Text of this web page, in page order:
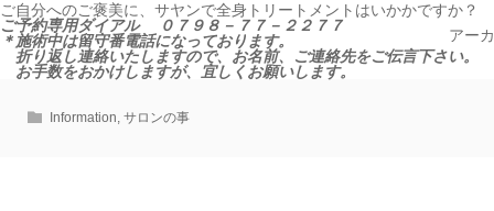
ご自分へのご褒美に、サヤンで全身トリートメントはいかかですか？
ご予約専用ダイアル ０７９８－７７－２２７７
＊施術中は留守番電話になっております。
折り返し連絡いたしますので、お名前、ご連絡先をご伝言下さい。
お手数をおかけしますが、宜しくお願いします。
Information, サロンの事
アー